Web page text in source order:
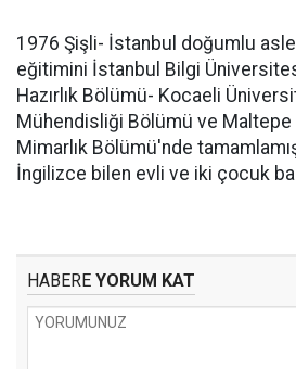
1976 Şişli- İstanbul doğumlu
eğitimini İstanbul Bilgi
Hazırlık Bölümü- Kocaeli
Mühendisliği Bölümü ve
Mimarlık Bölümü'nde
İngilizce bilen evli ve iki çocuk
HABERE YORUM KAT